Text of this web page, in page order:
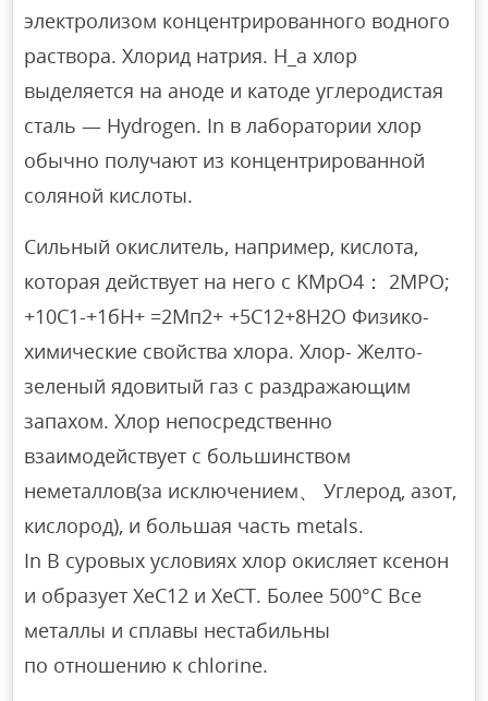
электролизом концентрированного водного
раствора. Хлорид натрия. Н_а хлор
выделяется на аноде и катоде углеродистая
сталь — Hydrogen. In в лаборатории хлор
обычно получают из концентрированной
соляной кислоты.
Сильный окислитель, например, кислота,
которая действует на него с KMpO4： 2MPO;
+10С1-+1бН+ =2Мп2+ +5С12+8Н2О Физико-
химические свойства хлора. Хлор- Желто-
зеленый ядовитый газ с раздражающим
запахом. Хлор непосредственно
взаимодействует с большинством
неметаллов(за исключением、 Углерод, азот,
кислород), и большая часть metals.
In В суровых условиях хлор окисляет ксенон
и образует XeC12 и XeCT. Более 500°C Все
металлы и сплавы нестабильны
по отношению к chlorine.